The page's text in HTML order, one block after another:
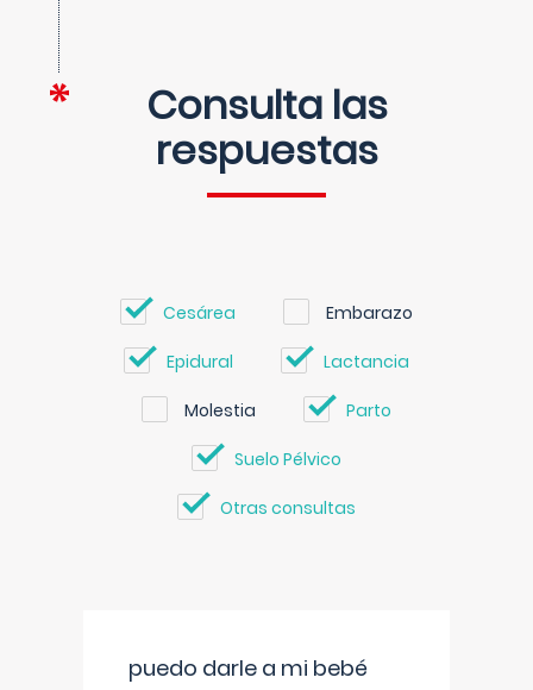
Consulta las
respuestas
Cesárea Embarazo
Epidural Lactancia
Molestia Parto
Suelo Pélvico
Otras consultas
puedo darle a mi bebé